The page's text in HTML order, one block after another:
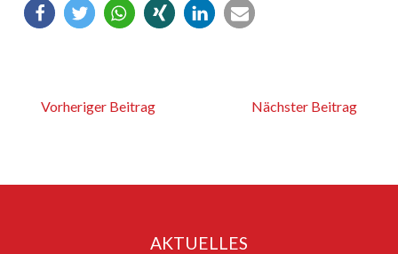
Vorheriger Beitrag Nächster Beitrag
AKTUELLES